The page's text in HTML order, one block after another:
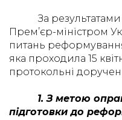
За
Прем’єр-міністром
питань
яка проходила 15
протокольні
1. З метою
підготовки до